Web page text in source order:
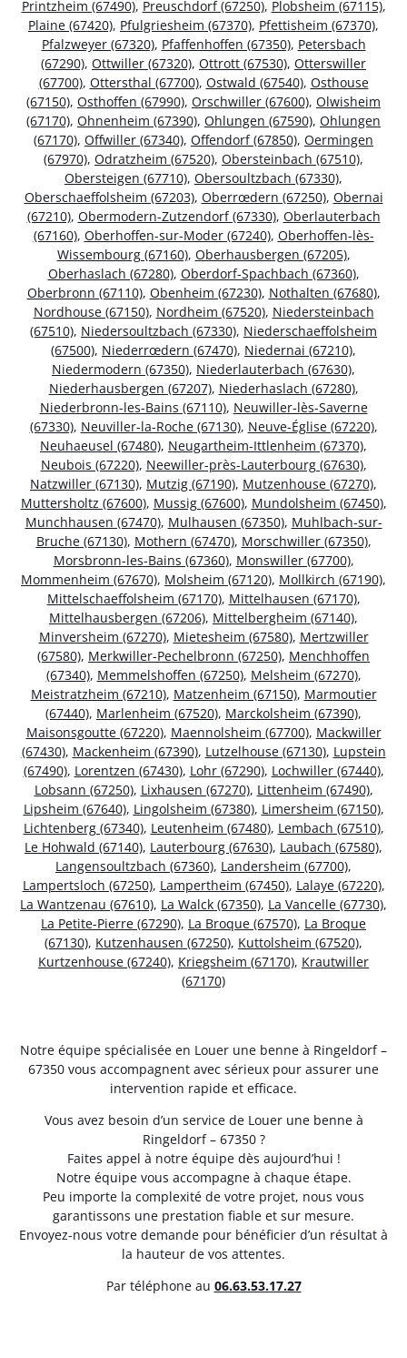
Printzheim (67490), Preuschdorf (67250), Plobsheim (67115),
Plaine (67420), Pfulgriesheim (67370), Pfettisheim (67370),
Pfalzweyer (67320), Pfaffenhoffen (67350), Petersbach
(67290), Ottwiller (67320), Ottrott (67530), Otterswiller
(67700), Ottersthal (67700), Ostwald (67540), Osthouse
(67150), Osthoffen (67990), Orschwiller (67600), Olwisheim
(67170), Ohnenheim (67390), Ohlungen (67590), Ohlungen
(67170), Offwiller (67340), Offendorf (67850), Oermingen
(67970), Odratzheim (67520), Obersteinbach (67510),
Obersteigen (67710), Obersoultzbach (67330),
Oberschaeffolsheim (67203), Oberrœdern (67250), Obernai
(67210), Obermodern-Zutzendorf (67330), Oberlauterbach
(67160), Oberhoffen-sur-Moder (67240), Oberhoffen-lès-
Wissembourg (67160), Oberhausbergen (67205),
Oberhaslach (67280), Oberdorf-Spachbach (67360),
Oberbronn (67110), Obenheim (67230), Nothalten (67680),
Nordhouse (67150), Nordheim (67520), Niedersteinbach
(67510), Niedersoultzbach (67330), Niederschaeffolsheim
(67500), Niederrœdern (67470), Niedernai (67210),
Niedermodern (67350), Niederlauterbach (67630),
Niederhausbergen (67207), Niederhaslach (67280),
Niederbronn-les-Bains (67110), Neuwiller-lès-Saverne
(67330), Neuviller-la-Roche (67130), Neuve-Église (67220),
Neuhaeusel (67480), Neugartheim-Ittlenheim (67370),
Neubois (67220), Neewiller-près-Lauterbourg (67630),
Natzwiller (67130), Mutzig (67190), Mutzenhouse (67270),
Muttersholtz (67600), Mussig (67600), Mundolsheim (67450),
Munchhausen (67470), Mulhausen (67350), Muhlbach-sur-
Bruche (67130), Mothern (67470), Morschwiller (67350),
Morsbronn-les-Bains (67360), Monswiller (67700),
Mommenheim (67670), Molsheim (67120), Mollkirch (67190),
Mittelschaeffolsheim (67170), Mittelhausen (67170),
Mittelhausbergen (67206), Mittelbergheim (67140),
Minversheim (67270), Mietesheim (67580), Mertzwiller
(67580), Merkwiller-Pechelbronn (67250), Menchhoffen
(67340), Memmelshoffen (67250), Melsheim (67270),
Meistratzheim (67210), Matzenheim (67150), Marmoutier
(67440), Marlenheim (67520), Marckolsheim (67390),
Maisonsgoutte (67220), Maennolsheim (67700), Mackwiller
(67430), Mackenheim (67390), Lutzelhouse (67130), Lupstein
(67490), Lorentzen (67430), Lohr (67290), Lochwiller (67440),
Lobsann (67250), Lixhausen (67270), Littenheim (67490),
Lipsheim (67640), Lingolsheim (67380), Limersheim (67150),
Lichtenberg (67340), Leutenheim (67480), Lembach (67510),
Le Hohwald (67140), Lauterbourg (67630), Laubach (67580),
Langensoultzbach (67360), Landersheim (67700),
Lampertsloch (67250), Lampertheim (67450), Lalaye (67220),
La Wantzenau (67610), La Walck (67350), La Vancelle (67730),
La Petite-Pierre (67290), La Broque (67570), La Broque
(67130), Kutzenhausen (67250), Kuttolsheim (67520),
Kurtzenhouse (67240), Kriegsheim (67170), Krautwiller
(67170)
Notre équipe spécialisée en Louer une benne à Ringeldorf –
67350 vous accompagnent avec sérieux pour assurer une
intervention rapide et efficace.
Vous avez besoin d’un service de Louer une benne à
Ringeldorf – 67350 ?
Faites appel à notre équipe dès aujourd’hui !
Notre équipe vous accompagne à chaque étape.
Peu importe la complexité de votre projet, nous vous
garantissons une prestation fiable et sur mesure.
Envoyez-nous votre demande pour bénéficier d’un résultat à
la hauteur de vos attentes.
Par téléphone au 06.63.53.17.27